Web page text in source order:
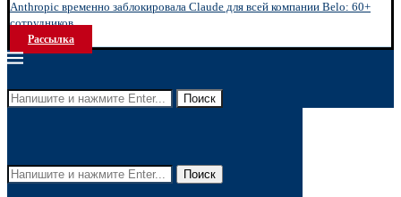
Anthropic временно заблокировала Claude для всей компании Belo: 60+
сотрудников...
Рассылка
Поиск
Поиск